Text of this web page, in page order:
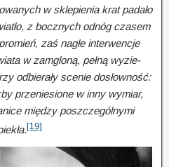
w skle­pie­nia krat padało
z bocznych odnóg czasem
zaś nagłe interwencje
w zamgloną, pełną wyzie­
odbierały scenie dosłowność:
prze­nie­sio­ne w inny wymiar,
między poszczególnymi
. [19]